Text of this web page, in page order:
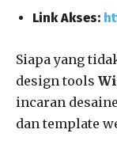
Link Akses:
Siapa yang
design tools
incaran
dan template